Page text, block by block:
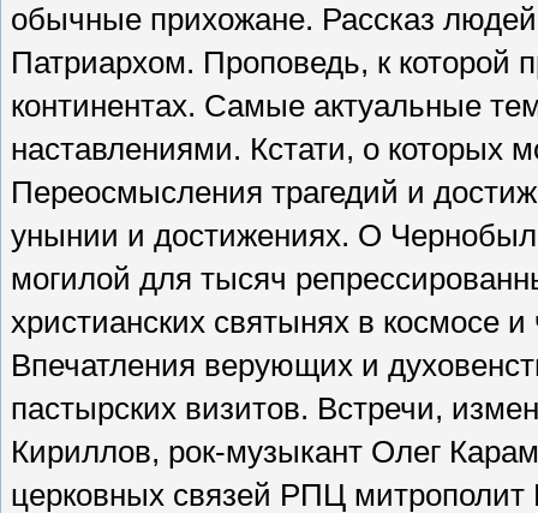
обычные прихожане. Рассказ
Патриархом. Проповедь, к
континентах. Самые актуальные
наставлениями. Кстати, о которых
Переосмысления трагедий и
унынии и достижениях. О
могилой для тысяч
христианских святынях в космосе
Впечатления верующих и
пастырских визитов. Встречи,
Кириллов, рок-музыкант Олег
церковных связей РПЦ митрополит